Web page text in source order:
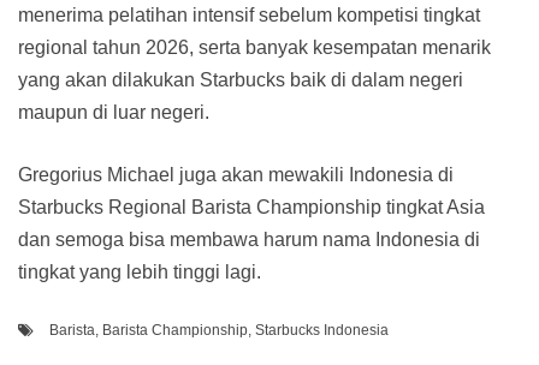
menerima pelatihan intensif sebelum kompetisi tingkat
regional tahun 2026, serta banyak kesempatan menarik
yang akan dilakukan Starbucks baik di dalam negeri
maupun di luar negeri.
Gregorius Michael juga akan mewakili Indonesia di
Starbucks Regional Barista Championship tingkat Asia
dan semoga bisa membawa harum nama Indonesia di
tingkat yang lebih tinggi lagi.
Barista Barista Championship Starbucks Indonesia